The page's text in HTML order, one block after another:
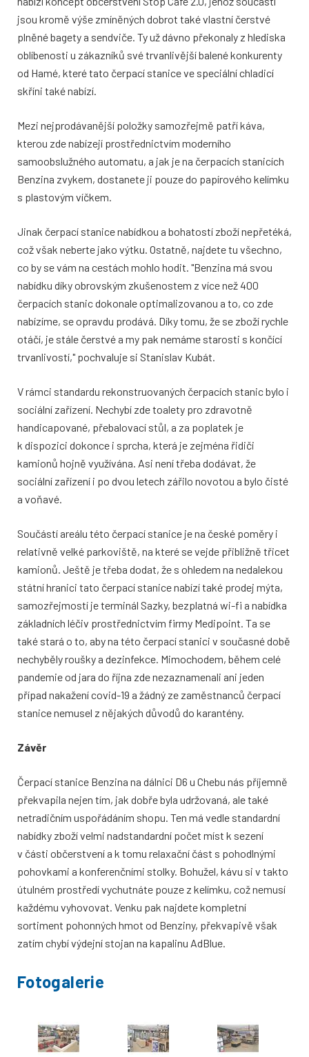
jsou kromě výše zmíněných dobrot také vlastní čerstvé
plněné bagety a sendviče. Ty už dávno překonaly z hlediska
oblíbenosti u zákazníků své trvanlivější balené konkurenty
od Hamé, které tato čerpací stanice ve speciální chladicí
skříni také nabízí.
Mezi nejprodávanější položky samozřejmě patří káva,
kterou zde nabízejí prostřednictvím moderního
samoobslužného automatu, a jak je na čerpacích stanicích
Benzina zvykem, dostanete ji pouze do papírového kelímku
s plastovým víčkem.
Jinak čerpací stanice nabídkou a bohatostí zboží nepřetéká,
což však neberte jako výtku. Ostatně, najdete tu všechno,
co by se vám na cestách mohlo hodit. "Benzina má svou
nabídku díky obrovským zkušenostem z více než 400
čerpacích stanic dokonale optimalizovanou a to, co zde
nabízíme, se opravdu prodává. Díky tomu, že se zboží rychle
otáčí, je stále čerstvé a my pak nemáme starosti s končící
trvanlivostí," pochvaluje si Stanislav Kubát.
V rámci standardu rekonstruovaných čerpacích stanic bylo i
sociální zařízení. Nechybí zde toalety pro zdravotně
handicapované, přebalovací stůl, a za poplatek je
k dispozici dokonce i sprcha, která je zejména řidiči
kamionů hojně využívána. Asi není třeba dodávat, že
sociální zařízení i po dvou letech zářilo novotou a bylo čisté
a voňavé.
Součástí areálu této čerpací stanice je na české poměry i
relativně velké parkoviště, na které se vejde přibližně třicet
kamionů. Ještě je třeba dodat, že s ohledem na nedalekou
státní hranici tato čerpací stanice nabízí také prodej mýta,
samozřejmostí je terminál Sazky, bezplatná wi-fi a nabídka
základních léčiv prostřednictvím firmy Medipoint. Ta se
také stará o to, aby na této čerpací stanici v současné době
nechyběly roušky a dezinfekce. Mimochodem, během celé
pandemie od jara do října zde nezaznamenali ani jeden
případ nakažení covid-19 a žádný ze zaměstnanců čerpací
stanice nemusel z nějakých důvodů do karantény.
Závěr
Čerpací stanice Benzina na dálnici D6 u Chebu nás příjemně
překvapila nejen tím, jak dobře byla udržovaná, ale také
netradičním uspořádáním shopu. Ten má vedle standardní
nabídky zboží velmi nadstandardní počet míst k sezení
v části občerstvení a k tomu relaxační část s pohodlnými
pohovkami a konferenčními stolky. Bohužel, kávu si v takto
útulném prostředí vychutnáte pouze z kelímku, což nemusí
každému vyhovovat. Venku pak najdete kompletní
sortiment pohonných hmot od Benziny, překvapivě však
zatím chybí výdejní stojan na kapalinu AdBlue.
Fotogalerie